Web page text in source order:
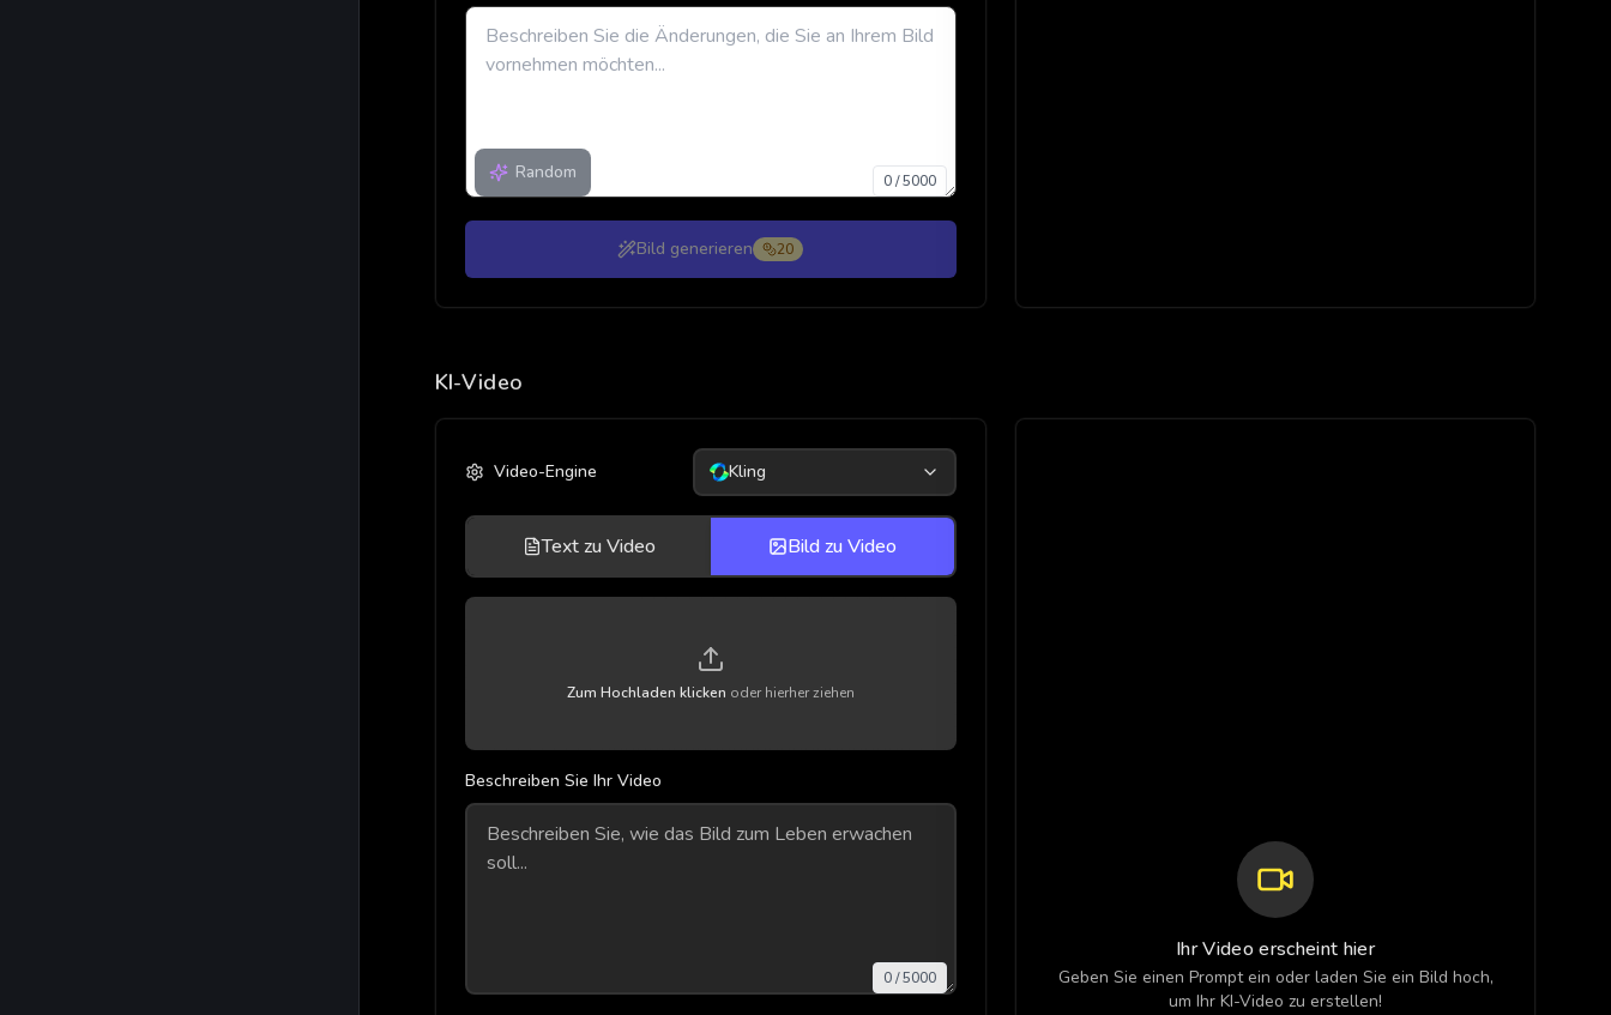
0/5000
Random
Bild generieren 20
KI-Video
Video-Engine Kling
Text zu Video Bild zu Video
Zum Hochladen klicken oder hierher ziehen
Beschreiben Sie Ihr Video
0/5000
Ihr Video erscheint hier
Geben Sie einen Prompt ein oder laden Sie ein Bild hoch,
um Ihr KI-Video zu erstellen!